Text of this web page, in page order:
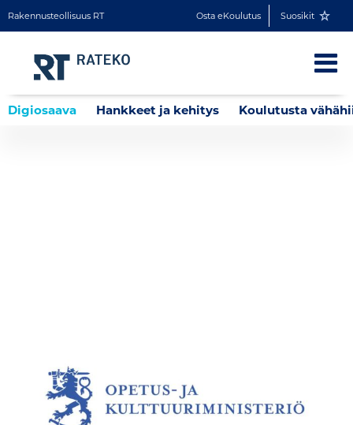
Rakennusteollisuus RT Osta eKoulutus Suosikit
Digiosaava Hankkeet ja kehitys Koulutusta